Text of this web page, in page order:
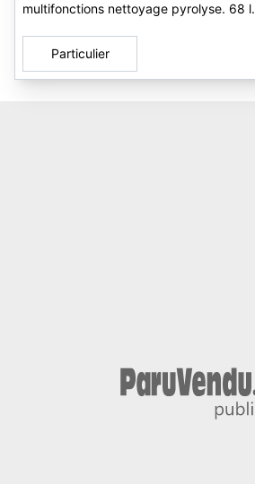
multifonctions nettoyage pyrolyse. 68 l.
Particulier